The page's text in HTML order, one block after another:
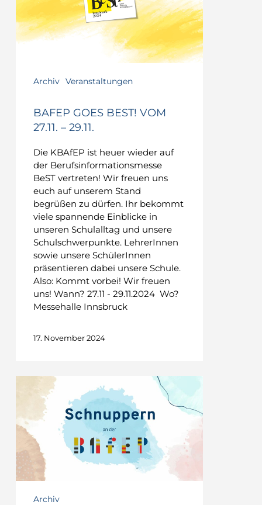
29.11.
Archiv Veranstaltungen
BAFEP GOES BEST! VOM
27.11. – 29.11.
Die KBAfEP ist heuer wieder auf
der Berufsinformationsmesse
BeST vertreten! Wir freuen uns
euch auf unserem Stand
begrüßen zu dürfen. Ihr bekommt
viele spannende Einblicke in
unseren Schulalltag und unsere
Schulschwerpunkte. LehrerInnen
sowie unsere SchülerInnen
präsentieren dabei unsere Schule.
Also: Kommt vorbei! Wir freuen
uns! Wann? 27.11 - 29.11.2024 Wo?
Messehalle Innsbruck
17. November 2024
Komm
vorbei!
Schnuppern
und
Anmeldegespräche
jetzt
möglich.
Archiv